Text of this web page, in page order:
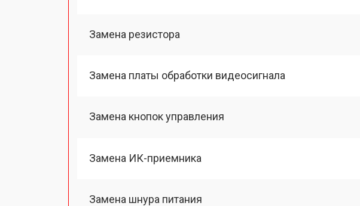
Замена резистора
Замена платы обработки видеосигнала
Замена кнопок управления
Замена ИК-приемника
Замена шнура питания